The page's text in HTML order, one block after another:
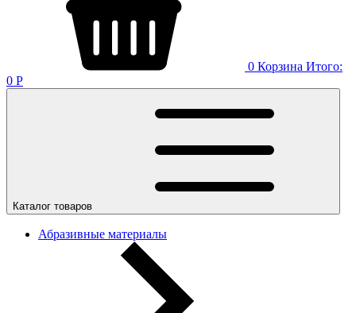
0 Корзина Итого:
0 Р
Каталог товаров
Абразивные материалы